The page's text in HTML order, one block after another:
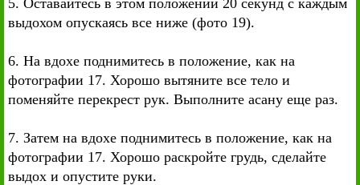
5. Оставайтесь в этом положении 20 секунд с каждым
выдохом опускаясь все ниже (фото 19).
6. На вдохе поднимитесь в положение, как на
фотографии 17. Хорошо вытяните все тело и
поменяйте перекрест рук. Выполните асану еще раз.
7. Затем на вдохе поднимитесь в положение, как на
фотографии 17. Хорошо раскройте грудь, сделайте
выдох и опустите руки.